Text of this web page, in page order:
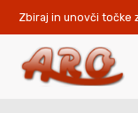
Zbiraj in unovči točke